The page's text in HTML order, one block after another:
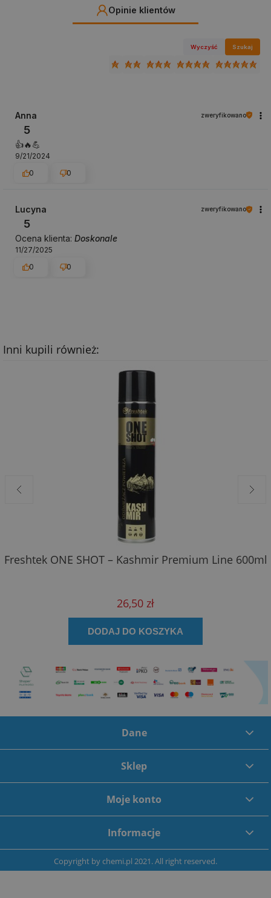
Opinie klientów
Wyczyść Szukaj
Anna zweryfikowano
5
👍️🔥💪
9/21/2024
0
0
Lucyna zweryfikowano
5
Ocena klienta: Doskonale
11/27/2025
0
0
Inni kupili również:
Freshtek ONE SHOT – Kashmir Premium Line 600ml
26,50 zł
DODAJ DO KOSZYKA
Dane
Sklep
Moje konto
Informacje
Copyright bychemi.pl 2021. All right reserved.